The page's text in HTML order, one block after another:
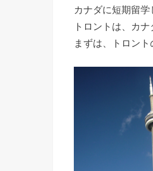
カナダに短期留
トロントは、カ
まずは、トロン